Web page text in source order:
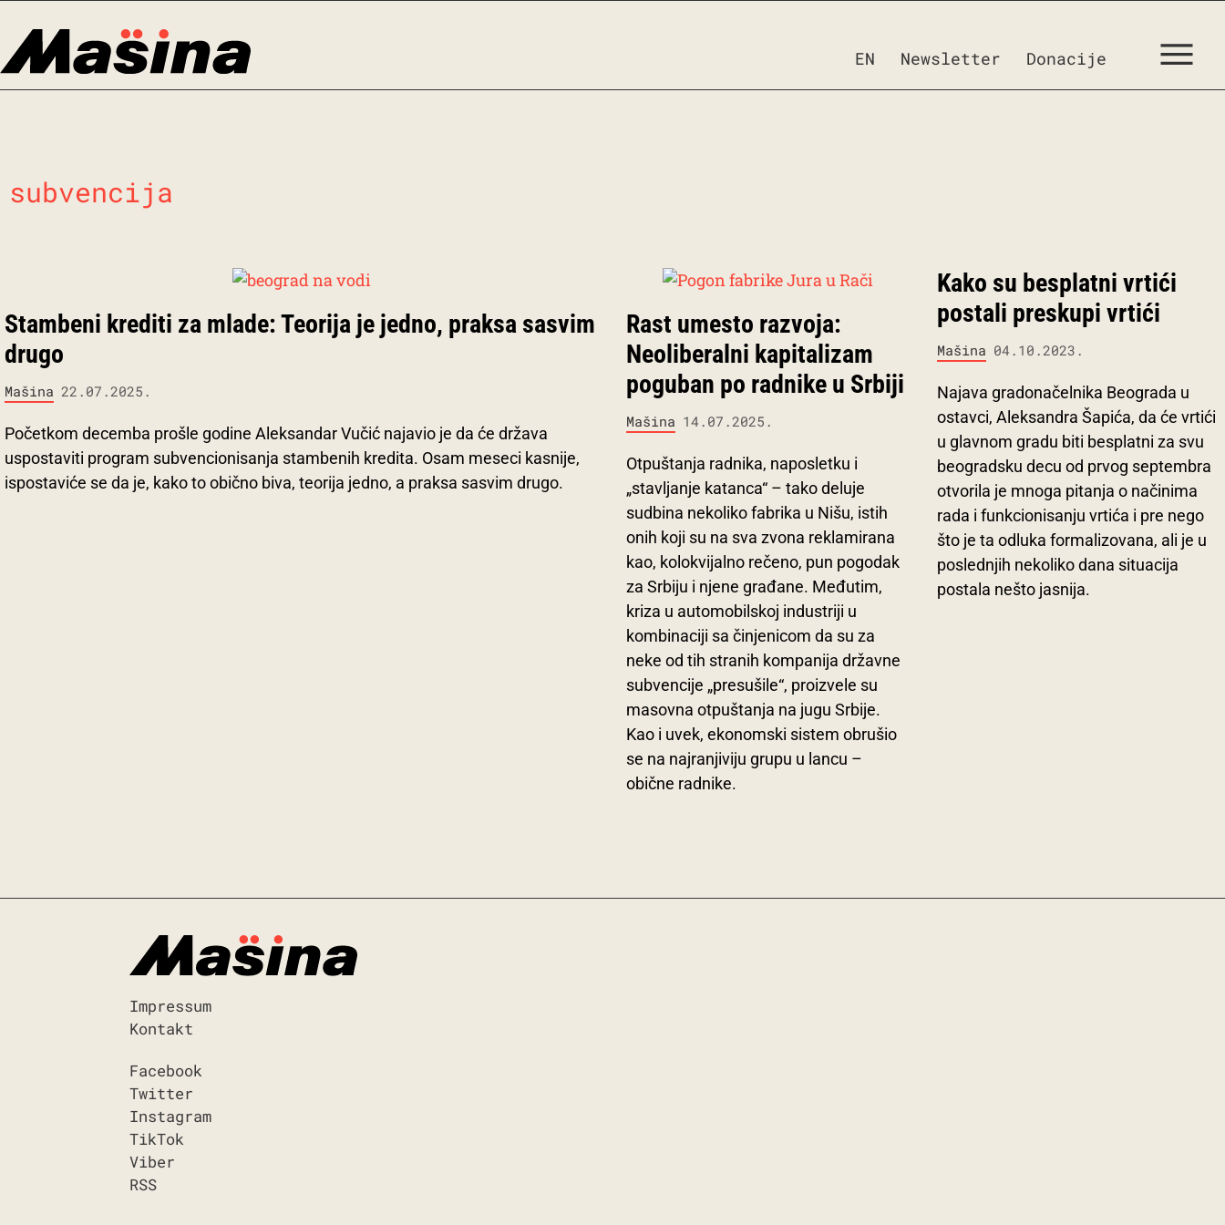
content
EN Newsletter Donacije
subvencija
Stambeni krediti za mlade: Teorija je jedno, praksa sasvim
drugo
Mašina 22.07.2025.
Početkom decemba prošle godine Aleksandar Vučić najavio je da će država
uspostaviti program subvencionisanja stambenih kredita. Osam meseci kasnije,
ispostaviće se da je, kako to obično biva, teorija jedno, a praksa sasvim drugo.
Rast umesto razvoja:
Neoliberalni kapitalizam
poguban po radnike u Srbiji
Mašina 14.07.2025.
Otpuštanja radnika, naposletku i
„stavljanje katanca“ – tako deluje
sudbina nekoliko fabrika u Nišu, istih
onih koji su na sva zvona reklamirana
kao, kolokvijalno rečeno, pun pogodak
za Srbiju i njene građane. Međutim,
kriza u automobilskoj industriji u
kombinaciji sa činjenicom da su za
neke od tih stranih kompanija državne
subvencije „presušile“, proizvele su
masovna otpuštanja na jugu Srbije.
Kao i uvek, ekonomski sistem obrušio
se na najranjiviju grupu u lancu –
obične radnike.
Kako su besplatni vrtići
postali preskupi vrtići
Mašina 04.10.2023.
Najava gradonačelnika Beograda u
ostavci, Aleksandra Šapića, da će vrtići
u glavnom gradu biti besplatni za svu
beogradsku decu od prvog septembra
otvorila je mnoga pitanja o načinima
rada i funkcionisanju vrtića i pre nego
što je ta odluka formalizovana, ali je u
poslednjih nekoliko dana situacija
postala nešto jasnija.
Impressum
Kontakt
Facebook
Twitter
Instagram
TikTok
Viber
RSS